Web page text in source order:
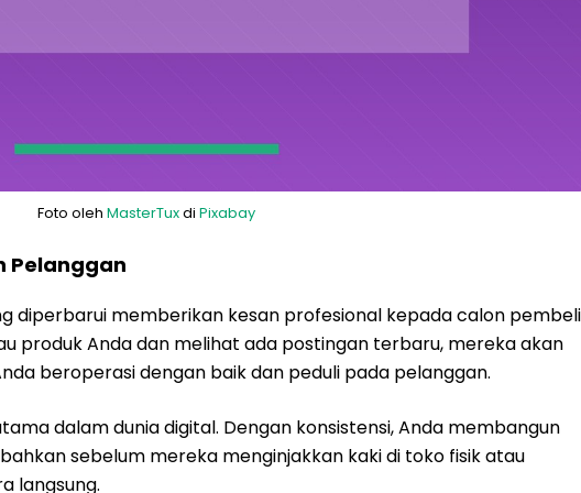
Foto oleh MasterTuxdi Pixabay
Pelanggan
diperbarui memberikan kesan profesional kepada calon
produk Anda dan melihat ada postingan terbaru, mereka akan
beroperasi dengan baik dan peduli pada pelanggan.
dalam dunia digital. Dengan konsistensi, Anda membangun
sebelum mereka menginjakkan kaki di toko fisik atau
langsung.